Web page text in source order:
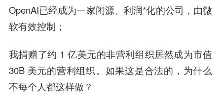
OpenAI已经成为一家闭源、利润*化的公司，由微
软有效控制；
我捐赠了约 1 亿美元的非营利组织居然成为市值
30B 美元的营利组织。如果这是合法的，为什么
不每个人都这样做？